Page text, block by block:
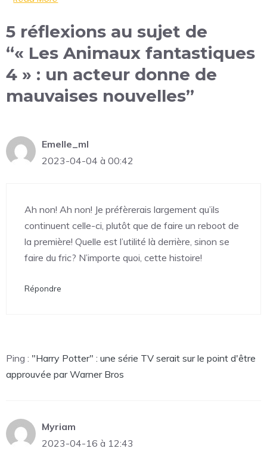
5 réflexions au sujet de
“« Les Animaux fantastiques
4 » : un acteur donne de
mauvaises nouvelles”
Emelle_ml
2023-04-04 à 00:42
Ah non! Ah non! Je préfèrerais largement qu’ils
continuent celle-ci, plutôt que de faire un reboot de
la première! Quelle est l’utilité là derrière, sinon se
faire du fric? N’importe quoi, cette histoire!
Répondre
Ping : "Harry Potter" : une série TV serait sur le point d'être
approuvée par Warner Bros
Myriam
2023-04-16 à 12:43